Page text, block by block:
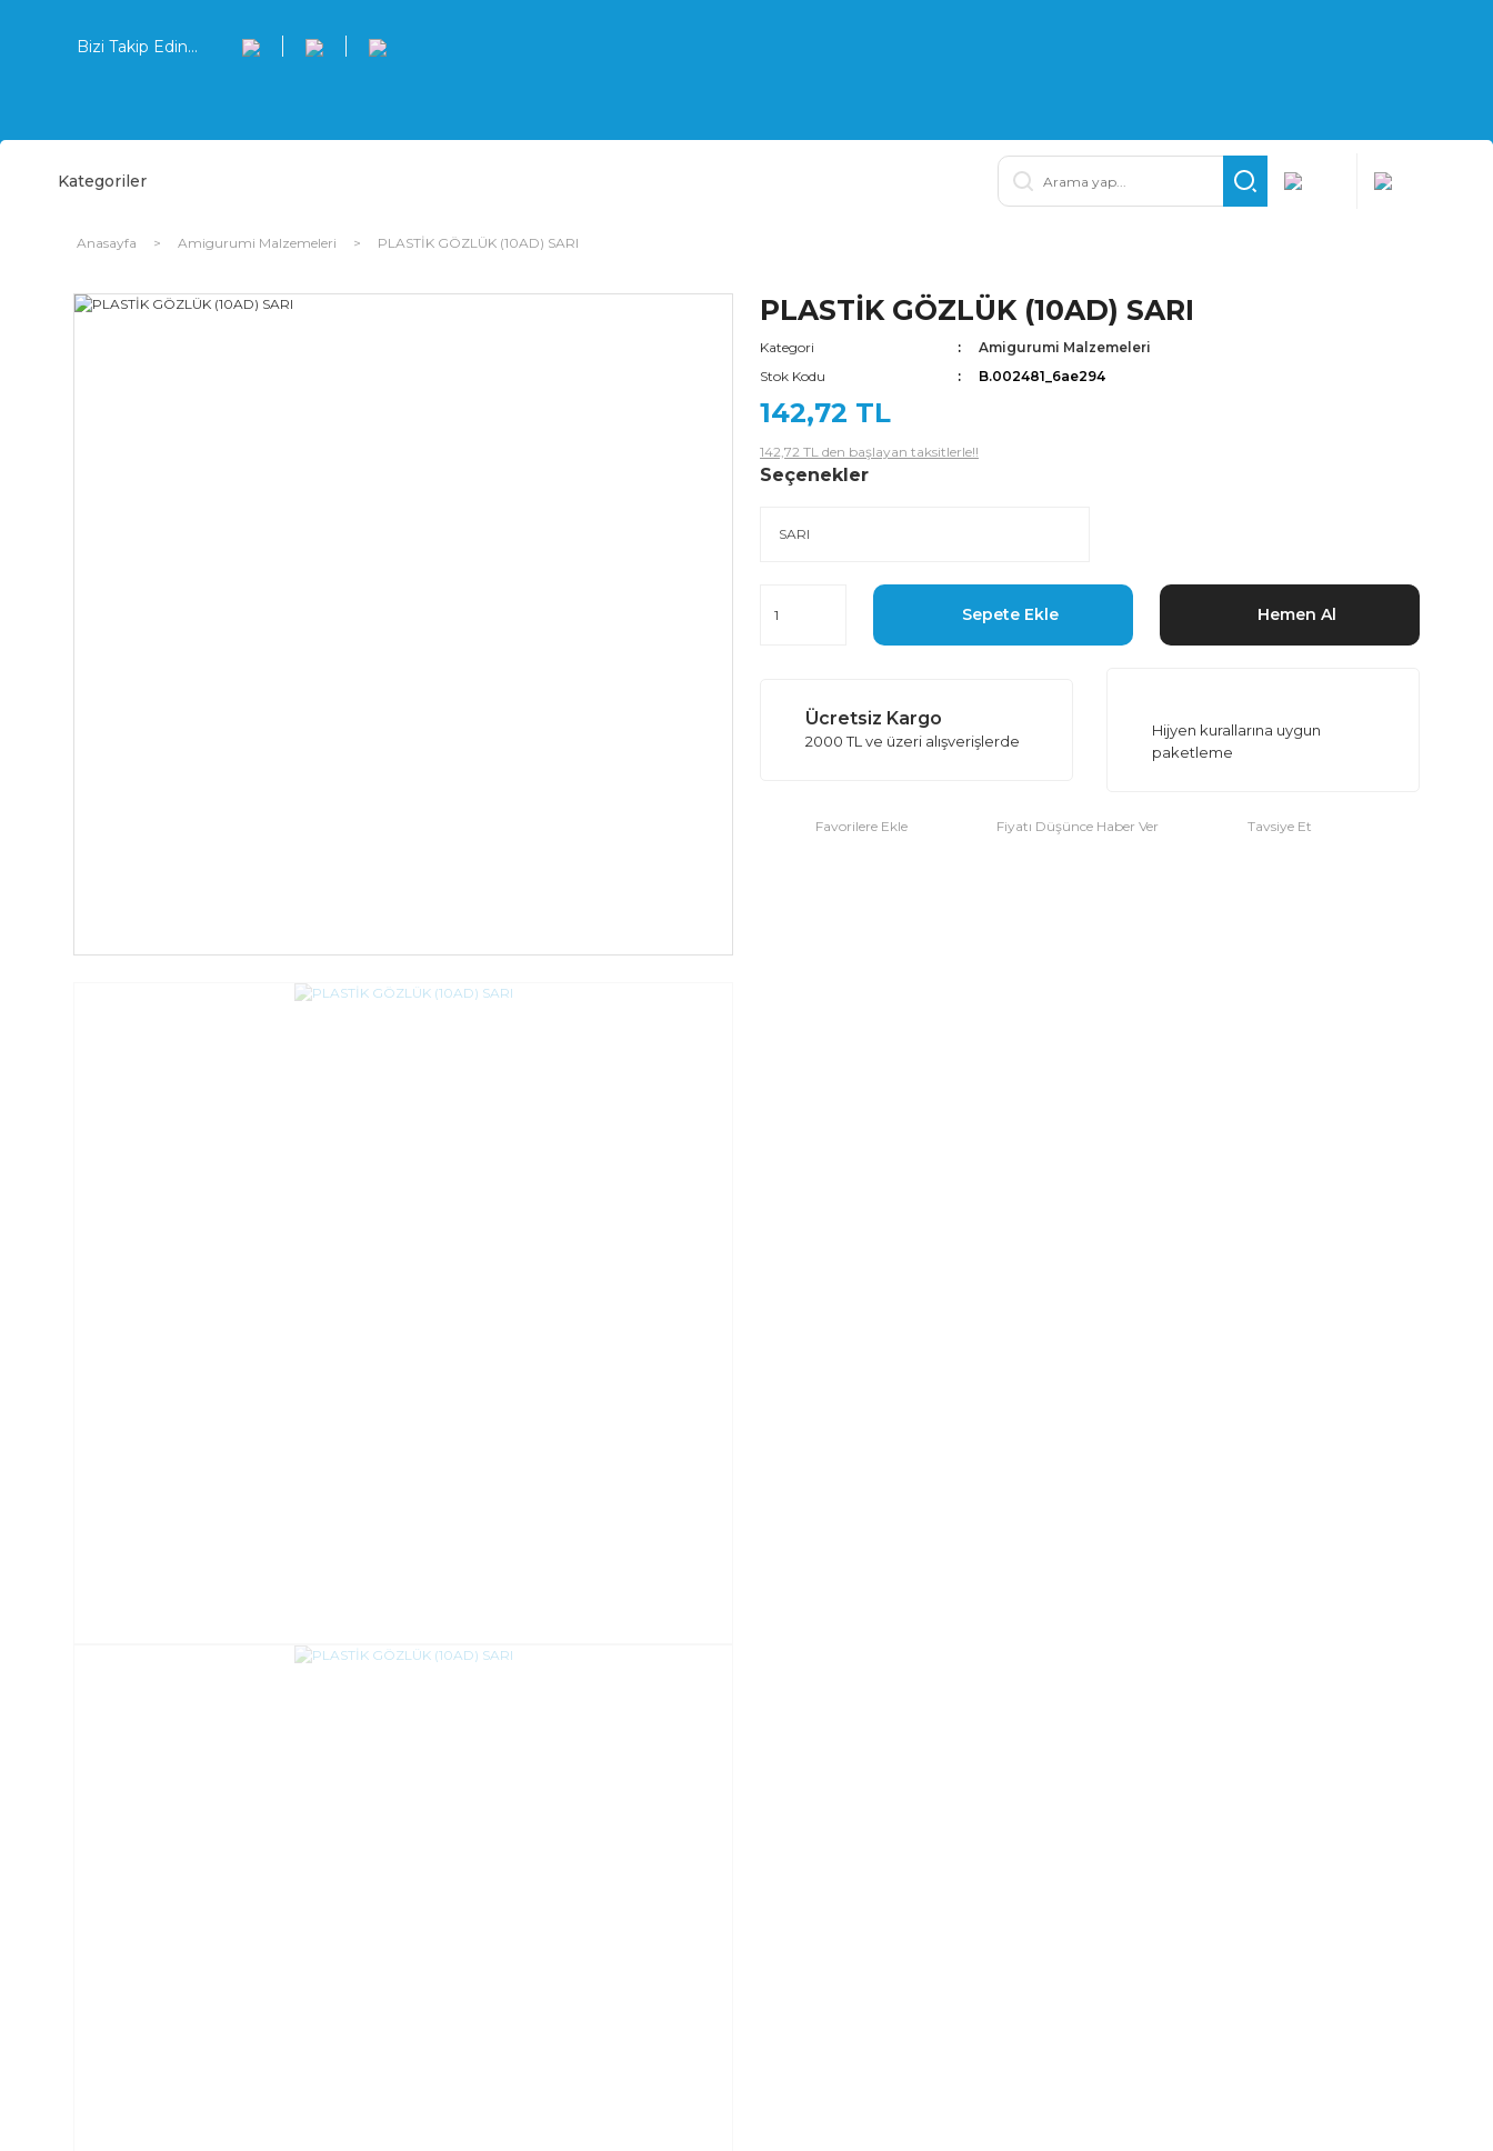
Bizi Takip Edin...
Kategoriler
Anasayfa Amigurumi Malzemeleri PLASTİK GÖZLÜK (10AD) SARI
PLASTİK GÖZLÜK (10AD) SARI
Kategori
Amigurumi Malzemeleri
Stok Kodu
B.002481_6ae294
142,72 TL
142,72 TL den başlayan taksitlerle!!
Seçenekler
Sepete Ekle Hemen Al
Ücretsiz Kargo
2000 TL ve üzeri alışverişlerde
Hijyen kurallarına uygun
paketleme
Fiyatı Düşünce Haber Ver Tavsiye Et